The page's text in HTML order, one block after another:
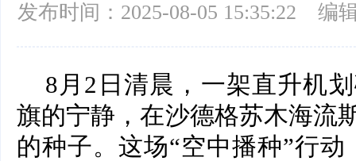
发布时间：2025-08-05 15:35:22 编
8月2日清晨，一架直升机
旗的宁静，在沙德格苏木海流
的种子。这场“空中播种”行动